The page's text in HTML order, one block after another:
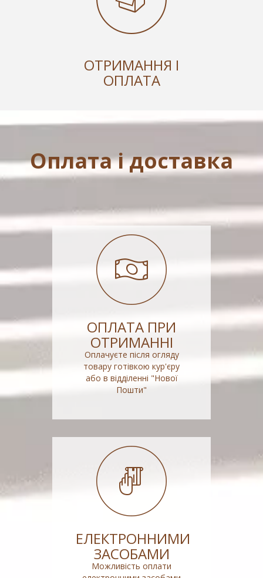
ОТРИМАННЯ І
ОПЛАТА
Оплата і доставка
ОПЛАТА ПРИ
ОТРИМАННІ
Оплачуєте після огляду
товару готівкою кур'єру
або в відділенні "Нової
Пошти"
ЕЛЕКТРОННИМИ
ЗАСОБАМИ
Можливість оплати